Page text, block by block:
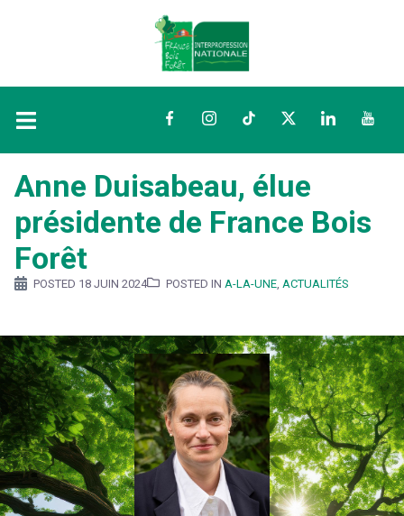
FacebookInstagramTikTokTwitterLinkedIn
Anne Duisabeau, élue
présidente de France Bois
Forêt
POSTED 18 JUIN 2024 POSTED IN A-LA-UNE, ACTUALITÉS